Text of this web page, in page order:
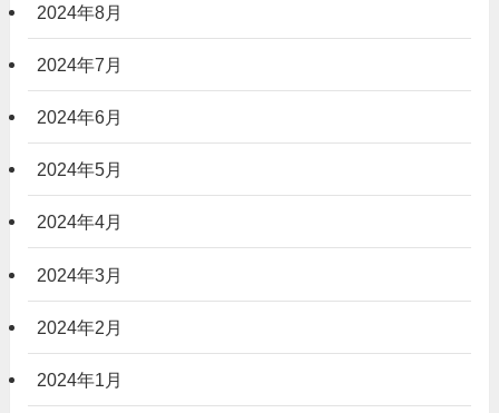
2024年8月
2024年7月
2024年6月
2024年5月
2024年4月
2024年3月
2024年2月
2024年1月